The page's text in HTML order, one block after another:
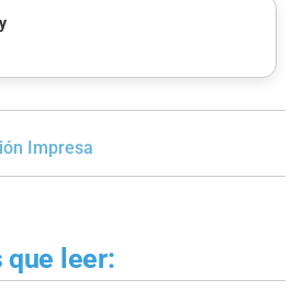
Impresa
que leer: